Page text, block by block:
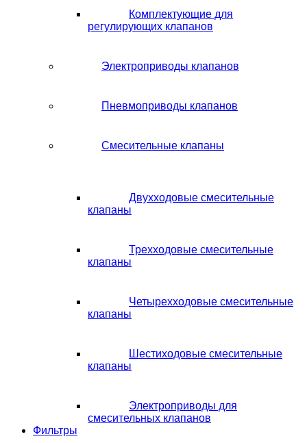
Комплектующие для
регулирующих клапанов
Электроприводы клапанов
Пневмоприводы клапанов
Смесительные клапаны
Двухходовые смесительные
клапаны
Трехходовые смесительные
клапаны
Четырехходовые смесительные
клапаны
Шестиходовые смесительные
клапаны
Электроприводы для
смесительных клапанов
Фильтры